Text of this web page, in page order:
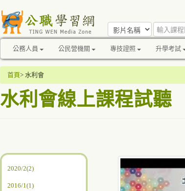
公務人員 公民營機關 專技證照 升學考試
首頁> 水利會
水利會線上課程試聽
2020/2(2)
2016/1(1)